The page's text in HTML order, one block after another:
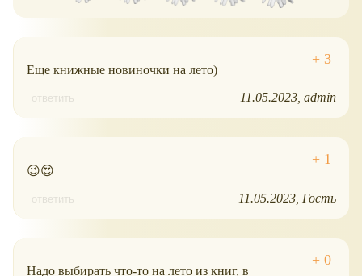
Еще книжные новиночки на лето)
ответить 11.05.2023 admin
😉😍
ответить 11.05.2023 Гость
Надо выбирать что-то на лето из книг, в